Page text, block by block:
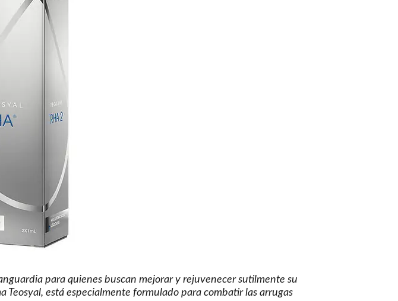
para quienes buscan mejorar y rejuvenecer sutilmente su
está especialmente formulado para combatir las arrugas